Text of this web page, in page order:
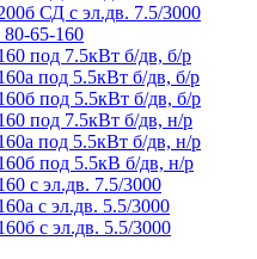
СД с эл.дв. 7.5/3000
65-160
под 7.5кВт б/дв, б/р
под 5.5кВт б/дв, б/р
под 5.5кВт б/дв, б/р
под 7.5кВт б/дв, н/р
под 5.5кВт б/дв, н/р
под 5.5кВ б/дв, н/р
с эл.дв. 7.5/3000
с эл.дв. 5.5/3000
с эл.дв. 5.5/3000